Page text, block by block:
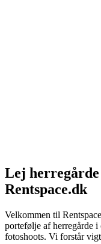
Lej
Rentspace.dk
Velkommen til
portefølje af herregårde
fotoshoots. Vi forstår